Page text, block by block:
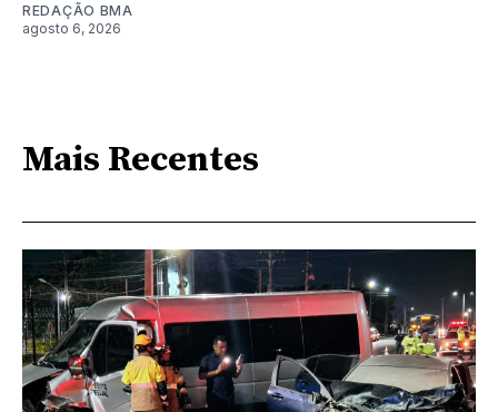
REDAÇÃO BMA
agosto 6, 2026
Mais Recentes